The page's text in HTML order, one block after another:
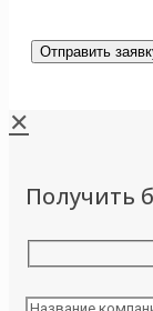
✕
Получить